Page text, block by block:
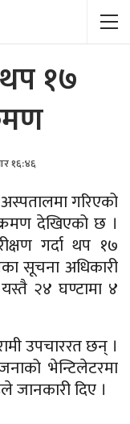
१७
१६:४६
गरिएको
देखिएको छ ।
गर्दा थप १७
सूचना अधिकारी
२४ घण्टामा ४
उपचाररत छन् ।
भेन्टिलेटरमा
जानकारी दिए ।